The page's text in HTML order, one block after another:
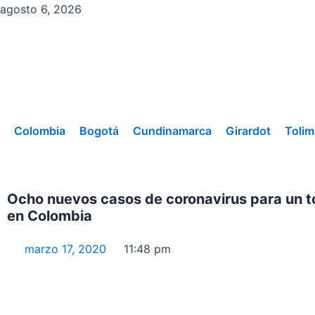
Ir
agosto 6, 2026
Colombia Bogotá Cundinamarca Girardot
Ocho nuevos casos de coronavirus para un
en Colombia
marzo 17, 2020 11:48 pm